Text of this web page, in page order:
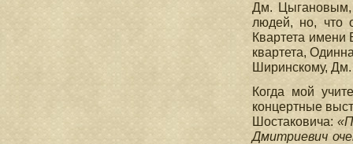
Дм. Цыгановым,
людей, но, что
Квартета имени
квартета,
Ширинскому,
Когда мой
концертные
Шостаковича:
Дмитриевич